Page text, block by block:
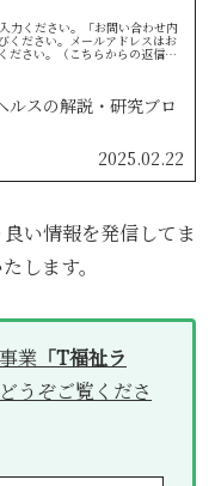
力ください。「お問い合わせ内
ください。メールアドレスはお
ださい。（こちらからの返信が
スの解説・研究ブロ
2025.02.22
い情報を発信してま
します。
業 「T福祉ラ
うぞご覧くださ